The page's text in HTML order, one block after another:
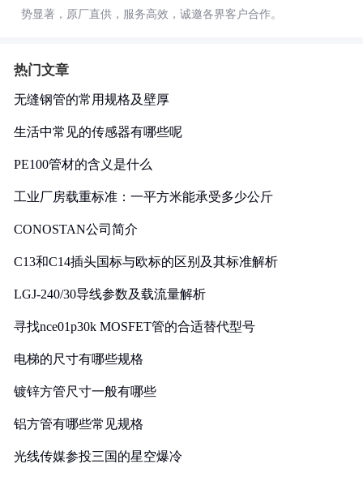
势显著，原厂直供，服务高效，诚邀各界客户合作。
热门文章
无缝钢管的常用规格及壁厚
生活中常见的传感器有哪些呢
PE100管材的含义是什么
工业厂房载重标准：一平方米能承受多少公斤
CONOSTAN公司简介
C13和C14插头国标与欧标的区别及其标准解析
LGJ-240/30导线参数及载流量解析
寻找nce01p30k MOSFET管的合适替代型号
电梯的尺寸有哪些规格
镀锌方管尺寸一般有哪些
铝方管有哪些常见规格
光线传媒参投三国的星空爆冷